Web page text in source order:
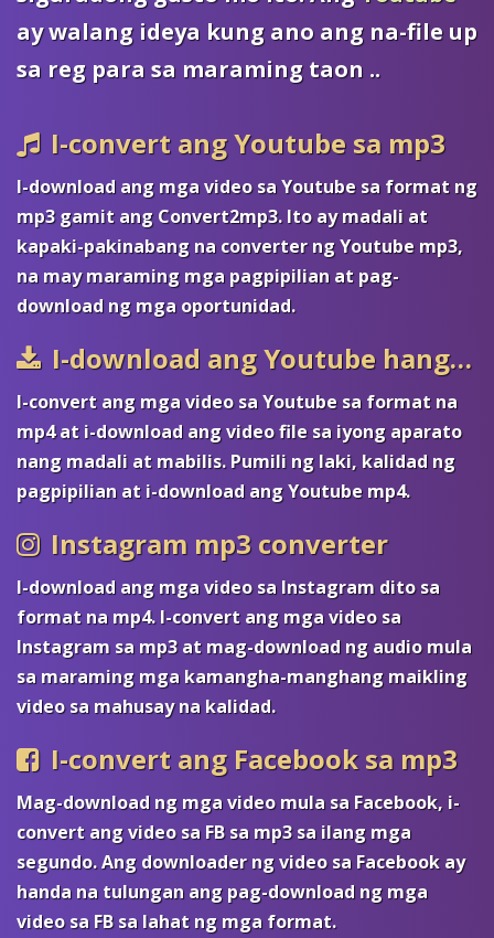
ay walang ideya kung ano ang na-file up
sa reg para sa maraming taon ..
I-convert ang Youtube sa mp3
I-download ang mga video sa Youtube sa format ng
mp3 gamit ang Convert2mp3. Ito ay madali at
kapaki-pakinabang na converter ng Youtube mp3,
na may maraming mga pagpipilian at pag-
download ng mga oportunidad.
I-download ang Youtube hanggang mp4
I-convert ang mga video sa Youtube sa format na
mp4 at i-download ang video file sa iyong aparato
nang madali at mabilis. Pumili ng laki, kalidad ng
pagpipilian at i-download ang Youtube mp4.
Instagram mp3 converter
I-download ang mga video sa Instagram dito sa
format na mp4. I-convert ang mga video sa
Instagram sa mp3 at mag-download ng audio mula
sa maraming mga kamangha-manghang maikling
video sa mahusay na kalidad.
I-convert ang Facebook sa mp3
Mag-download ng mga video mula sa Facebook, i-
convert ang video sa FB sa mp3 sa ilang mga
segundo. Ang downloader ng video sa Facebook ay
handa na tulungan ang pag-download ng mga
video sa FB sa lahat ng mga format.